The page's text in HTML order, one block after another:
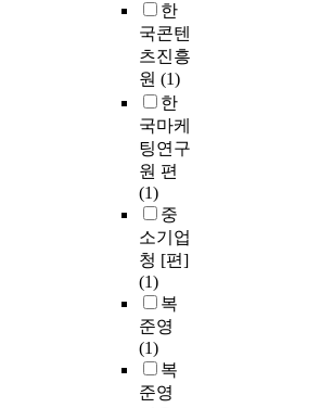
한
국콘텐
츠진흥
원 (1)
한
국마케
팅연구
원 편
(1)
중
소기업
청 [편]
(1)
복
준영
(1)
복
준영